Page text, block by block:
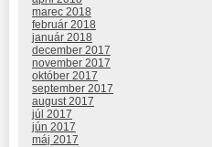
marec 2018
február 2018
január 2018
december 2017
november 2017
október 2017
september 2017
august 2017
júl 2017
jún 2017
máj 2017